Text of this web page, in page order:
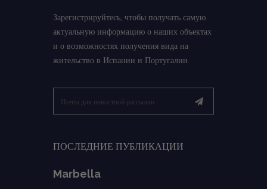
Зарегистрируйтесь, чтобы получать самую
актуальную информацию о наших объектах
и о возможностях получения вида на
жительство в Испании и Португалии.
ПОСЛЕДНИЕ ПУБЛИКАЦИИ
Marbella